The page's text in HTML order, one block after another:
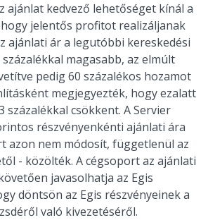
ajánlat kedvező lehetőséget kínál a
jelentős profitot realizáljanak
ajánlati ár a legutóbbi kereskedési
magasabb, az elmúlt
pedig 60 százalékos hozamot
megjegyezték, hogy ezalatt
százalékkal csökkent. A Servier
részvényenkénti ajánlati ára
azon nem módosít, függetlenül az
- közölték. A cégsoport az ajánlati
javasolhatja az Egis
döntsön az Egis részvényeinek a
való kivezetéséről.